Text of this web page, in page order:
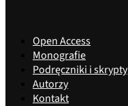
Open Access
Monografie
Podręczniki i skrypty
Autorzy
Kontakt